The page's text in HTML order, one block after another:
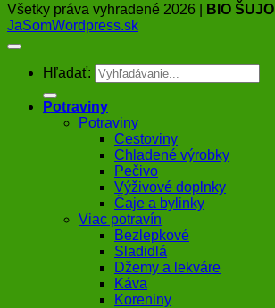
Všetky práva vyhradené 2026 |
BIO ŠUJO
JaSomWordpress.sk
Hľadať:
Potraviny
Potraviny
Cestoviny
Chladené výrobky
Pečivo
Výživové doplnky
Čaje a bylinky
Viac potravín
Bezlepkové
Sladidlá
Džemy a lekváre
Káva
Koreniny